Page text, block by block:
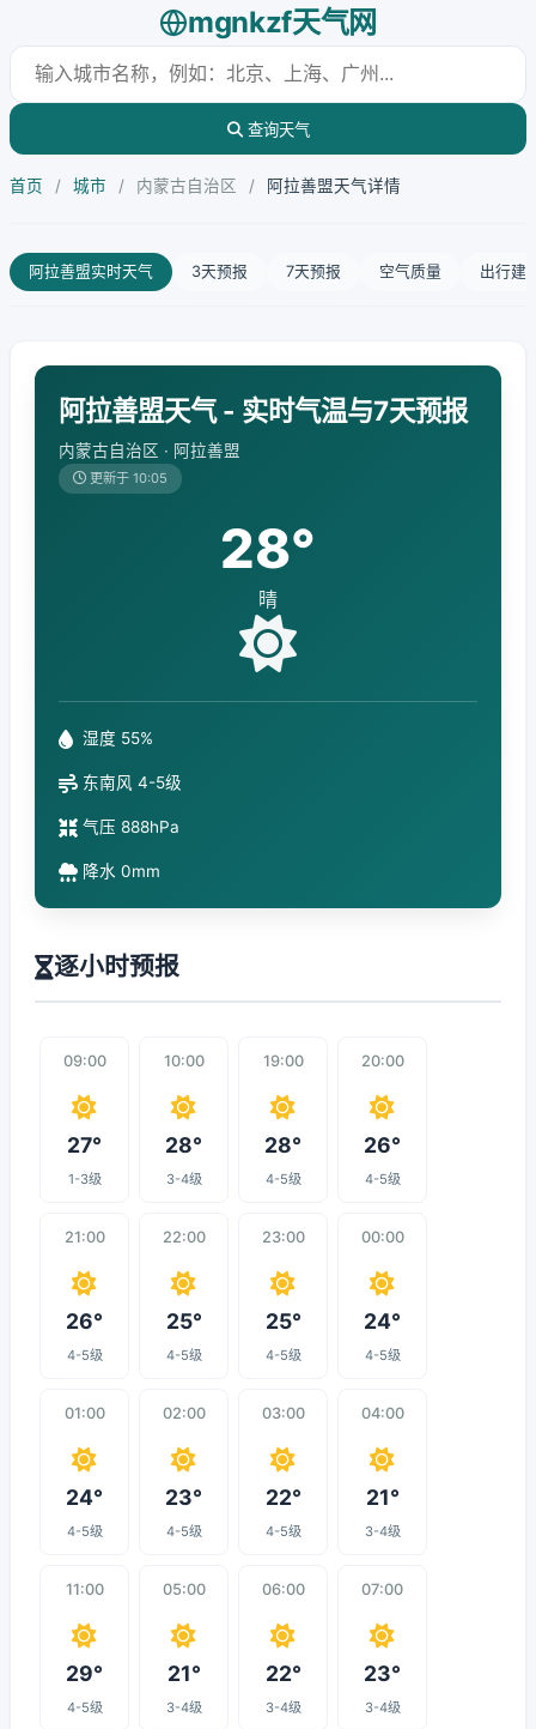
mgnkzf天气网
查询天气
首页 / 城市 / 内蒙古自治区 / 阿拉善盟天气详情
阿拉善盟实时天气 3天预报 7天预报 空气质量 出行建
阿拉善盟天气 - 实时气温与7天预报
内蒙古自治区 · 阿拉善盟
更新于 10:05
28°
晴
湿度 55%
东南风 4-5级
气压 888hPa
降水 0mm
逐小时预报
09:00
27°
1-3级
10:00
28°
3-4级
19:00
28°
4-5级
20:00
26°
4-5级
21:00
26°
4-5级
22:00
25°
4-5级
23:00
25°
4-5级
00:00
24°
4-5级
01:00
24°
4-5级
02:00
23°
4-5级
03:00
22°
4-5级
04:00
21°
3-4级
11:00
29°
4-5级
05:00
21°
3-4级
06:00
22°
3-4级
07:00
23°
3-4级